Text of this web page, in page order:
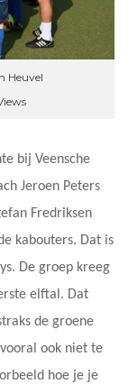
Heuvel
bij Veensche
Jeroen Peters
Fredriksen
kabouters. Dat is
De groep kreeg
elftal. Dat
de groene
ook niet te
hoe je je